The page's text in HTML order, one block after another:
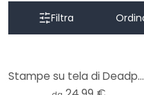
Filtra
Stampe su tela di Deadpool - Mielu